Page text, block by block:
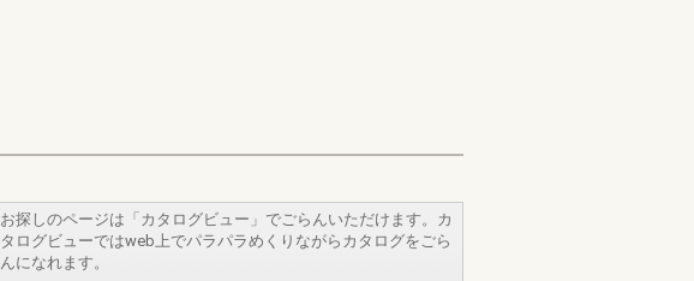
お探しのページは「カタログビュー」でごらんいただけます。カ
タログビューではweb上でパラパラめくりながらカタログをごら
んになれます。